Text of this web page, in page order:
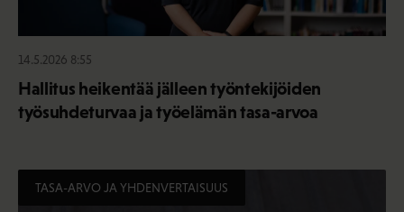
14.5.2026 8:55
Hallitus heikentää jälleen työntekijöiden
työsuhdeturvaa ja työelämän tasa-arvoa
TASA-ARVO JA YHDENVERTAISUUS